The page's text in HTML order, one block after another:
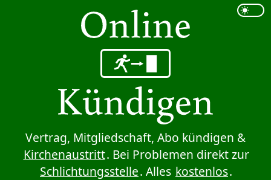
Sprung zum Inhalt
Vertrag, Mitgliedschaft, Abo kündigen &
Kirchenaustritt. Bei Problemen direkt zur
Schlichtungsstelle. Alles kostenlos.